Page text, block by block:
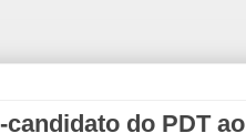
do PDT ao